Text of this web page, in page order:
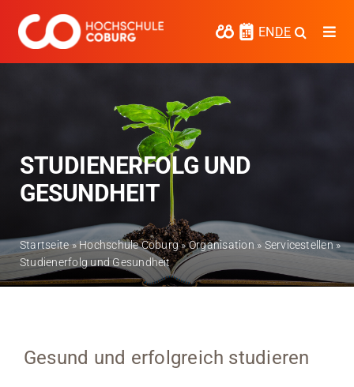
Inhalt
springen
ENDE
Kooperieren
Hochschule Coburg
Regionalentwicklung
Entdecke die Region
Kontakt
STUDIENERFOLG UND
GESUNDHEIT
Startseite» Hochschule Coburg»Organisation » Servicestellen»
Studienerfolg und Gesundheit
Gesund und erfolgreich studieren